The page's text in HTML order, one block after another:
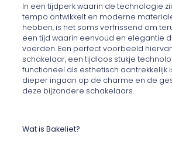
In een tijdperk waarin de technologie
tempo ontwikkelt en moderne
hebben, is het soms verfrissend om
een tijd waarin eenvoud en elegantie
voerden. Een perfect voorbeeld
schakelaar, een tijdloos stukje
functioneel als esthetisch aantrekkelijk
dieper ingaan op de charme en de
deze bijzondere schakelaars.
Wat is Bakeliet?